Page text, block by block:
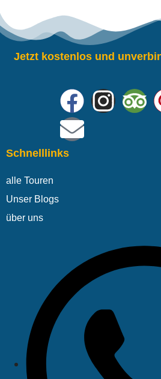
Jetzt kostenlos und
Schnelllinks
alle Touren
Unser Blogs
über uns